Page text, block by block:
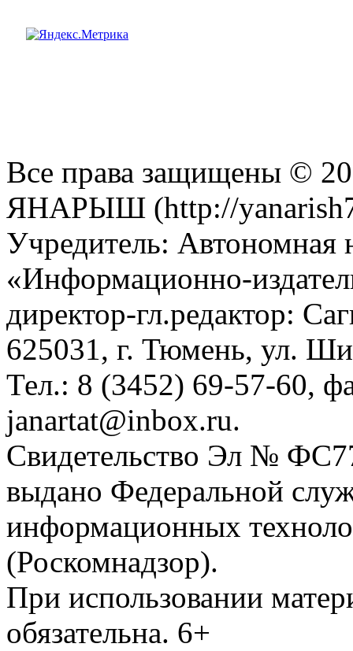
Все права защищены ©
ЯНАРЫШ (http://
Учредитель: Автономная
«Информационно-
директор-гл.редактор:
625031, г. Тюмень, ул.
Тел.: 8 (3452) 69-57-60,
janartat@inbox.ru.
Свидетельство Эл №
выдано Федеральной
информационных
(Роскомнадзор).
При использовании
обязательна. 6+